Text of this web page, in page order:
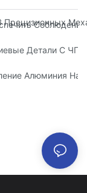
Методом
Детали С
Алюминия